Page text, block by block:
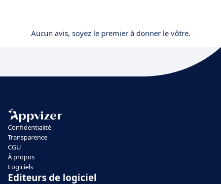
Aucun avis, soyez le premier à donner le vôtre.
Confidentialité
Transparence
CGU
À propos
Logiciels
Editeurs de logiciel